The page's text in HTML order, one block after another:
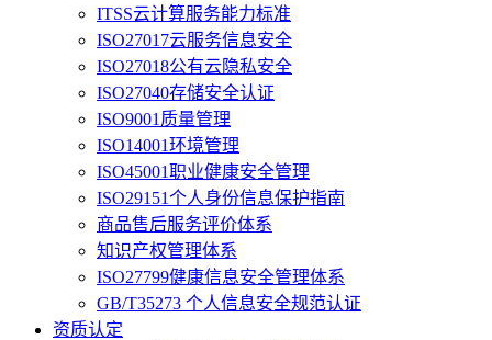
ITSS云计算服务能力标准
ISO27017云服务信息安全
ISO27018公有云隐私安全
ISO27040存储安全认证
ISO9001质量管理
ISO14001环境管理
ISO45001职业健康安全管理
ISO29151个人身份信息保护指南
商品售后服务评价体系
知识产权管理体系
ISO27799健康信息安全管理体系
GB/T35273 个人信息安全规范认证
资质认定